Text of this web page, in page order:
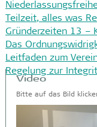
Teilzeit, alles was
Gründerzeiten 13 –
Das
Leitfaden zum
Regelung zur
Video
Bitte auf das Bild